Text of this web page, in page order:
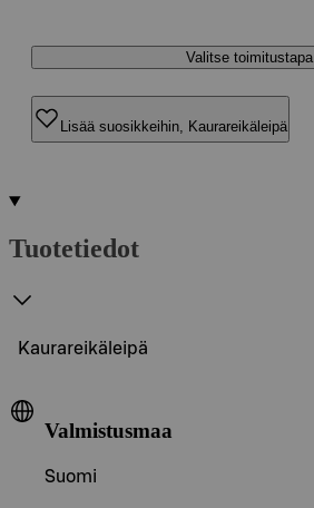
Valitse toimitustapa
Lisää suosikkeihin, Kaurareikäleipä
Tuotetiedot
Kaurareikäleipä
Valmistusmaa
Suomi